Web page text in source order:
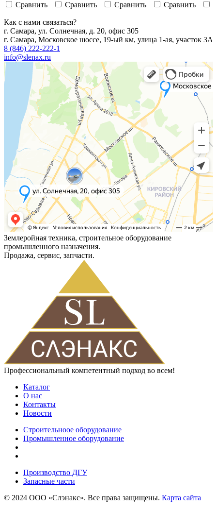
Сравнить
Сравнить
Сравнить
Сравнить
Как с нами связаться?
г. Самара, ул. Солнечная, д. 20, офис 305
г. Самара, Московское шоссе, 19-ый км, улица 1-ая, участок 3А
8 (846) 222-222-1
info@slenax.ru
Землеройная техника, строительное оборудование
промышленного назначения.
Продажа, сервис, запчасти.
Профессиональный компетентный подход во всем!
Каталог
О нас
Контакты
Новости
Строительноое оборудование
Промышленное оборудование
Производство ДГУ
Запасные части
© 2024 ООО «Слэнакс». Все права защищены. Карта сайта